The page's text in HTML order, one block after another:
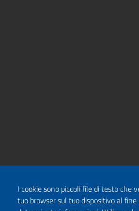
I cookie sono piccoli file di testo che
tuo browser sul tuo dispositivo al fine